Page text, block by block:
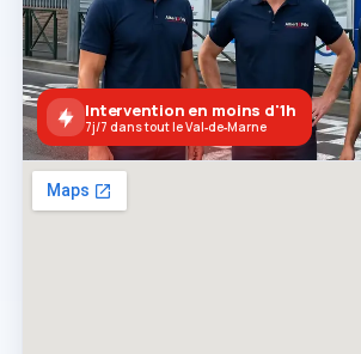
Intervention en moins d'1h
7j/7 dans tout le Val‑de‑Marne